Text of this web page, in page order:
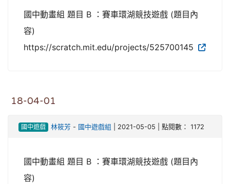
國中動畫組 題目 B ：賽車環湖競技遊戲 (題目內
容)
https://scratch.mit.edu/projects/525700145
18-04-01
國中遊戲 林筱芳 - 國中遊戲組 | 2021-05-05 | 點閱數： 1172
國中動畫組 題目 B ：賽車環湖競技遊戲 (題目內
容)